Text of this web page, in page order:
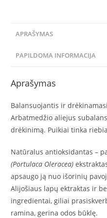
APRAŠYMAS
PAPILDOMA INFORMACIJA
Aprašymas
Balansuojantis ir
Arbatmedžio aliejus
drėkinimą. Puikiai tinka
Natūralus antioksidantas –
(Portulaca Oleracea)
apsaugo ją nuo išorinių
Alijošiaus lapų ektraktas ir
ingredientai, giliai
ramina, gerina odos būklę.